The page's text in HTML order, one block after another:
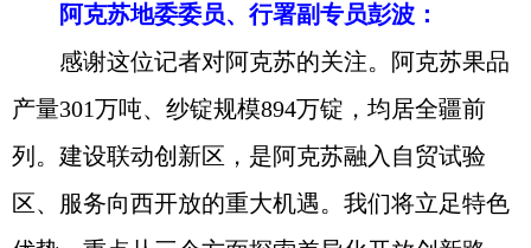
阿克苏地委委员、行署副专员彭波：
感谢这位记者对阿克苏的关注。阿克苏果品
产量301万吨、纱锭规模894万锭，均居全疆前
列。建设联动创新区，是阿克苏融入自贸试验
区、服务向西开放的重大机遇。我们将立足特色